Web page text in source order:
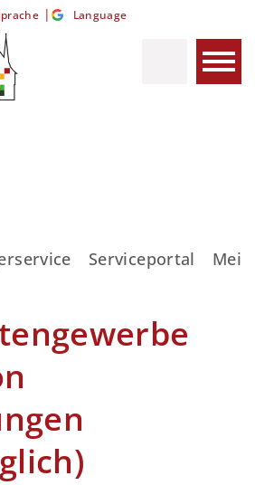
| Language
Serviceportal